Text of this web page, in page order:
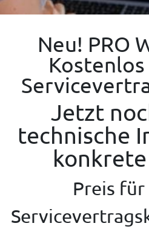
Neu! PRO
Jetzt
technische
Preis